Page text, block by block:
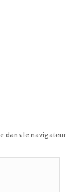
dans le navigateur